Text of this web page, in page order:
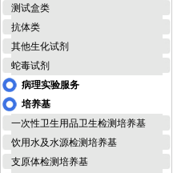
测试盒类
抗体类
其他生化试剂
蛇毒试剂
病理实验服务
培养基
一次性卫生用品卫生检测培养基
饮用水及水源检测培养基
支原体检测培养基